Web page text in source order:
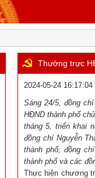
Thường trực
2024-05-24 16:17:04
Sáng 24/5, đồng
HĐND thành phố
tháng5, triển khai
đồng chí Nguyễn
thành phố; đồng
thành phố và các
Thực hiện chương